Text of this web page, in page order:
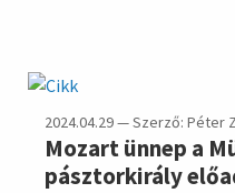
2024.04.29 — Szerző: Péter
Mozart ünnep a
pásztorkirály